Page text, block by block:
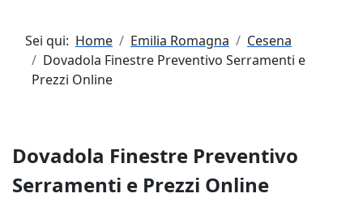
Sei qui: Home Emilia Romagna
Cesena
Dovadola Finestre Preventivo Serramenti e
Prezzi Online
Dovadola Finestre Preventivo
Serramenti e Prezzi Online